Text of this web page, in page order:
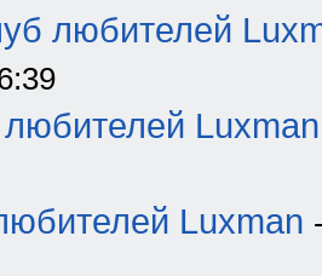
любителей
Luxman
Luxman